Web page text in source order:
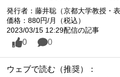
発行者：藤井聡（京都大学教授・
価格：880円/月（税込）
2023/03/15 12:29配信の記事
0 0
ウェブで読む（推奨）：